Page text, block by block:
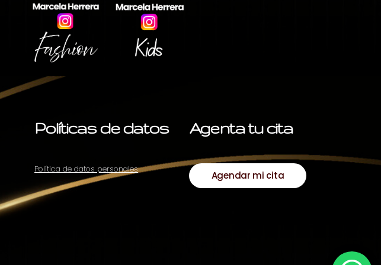
Políticas de datos
Política de datos personales
Agenta tu cita
Agendar mi cita